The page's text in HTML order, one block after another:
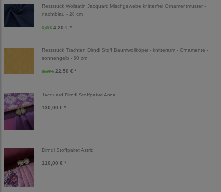
Reststück Wollsatin Jacquard Mischgewebe knitterfrei Ornamentmuster -
nachtblau - 20 cm
8,40 € 4,20 € *
Reststück Trachten Dirndl Stoff Baumwollköper - knitterarm - Ornamente -
sonnengelb - 60 cm
25,00 € 22,50 € *
Jacquard Dirndl Stoffpaket Anna
130,00 € *
Dirndl Stoffpaket Astrid
110,00 € *